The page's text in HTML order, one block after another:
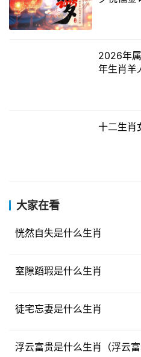
2026年
年生肖羊
十二生肖
大家在看
恍然自失是什么生肖
窒隙蹈瑕是什么生肖
徒宅忘妻是什么生肖
浮云富贵是什么生肖（浮云富